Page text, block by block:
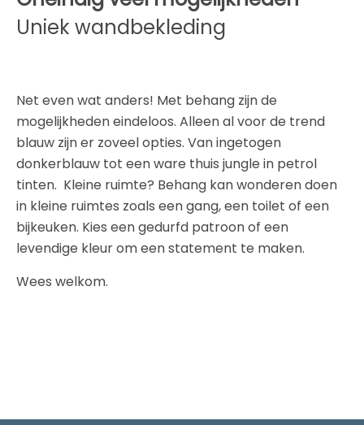
Uniek wandbekleding
Net even wat anders! Met behang zijn de
mogelijkheden eindeloos. Alleen al voor de trend
blauw zijn er zoveel opties. Van ingetogen
donkerblauw tot een ware thuis jungle in petrol
tinten. Kleine ruimte? Behang kan wonderen doen
in kleine ruimtes zoals een gang, een toilet of een
bijkeuken. Kies een gedurfd patroon of een
levendige kleur om een statement te maken.
Wees welkom.